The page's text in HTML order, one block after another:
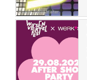
Quelle: Veranstalter